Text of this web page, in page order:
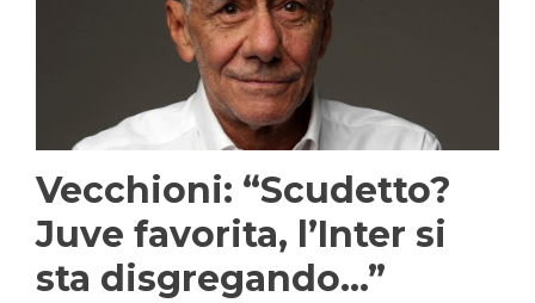
Vecchioni: “Scudetto?
Juve favorita, l’Inter si
sta disgregando…”